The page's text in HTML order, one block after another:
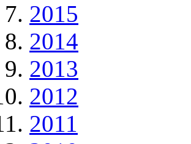
2015
2014
2013
2012
2011